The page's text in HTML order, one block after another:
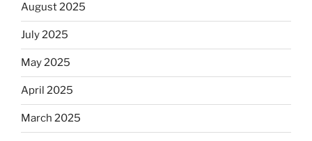
August 2025
July 2025
May 2025
April 2025
March 2025